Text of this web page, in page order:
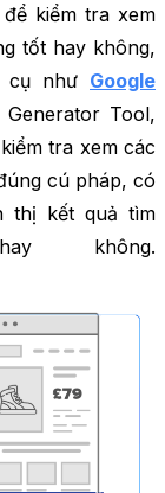
để kiểm tra xem
tốt hay không,
cụ như Google
Tool,
tra xem các
cú pháp, có
thị kết quả tìm
không.